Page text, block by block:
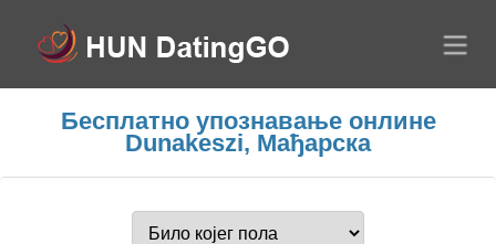
Бесплатно упознавање онлине
Dunakeszi, Мађарска